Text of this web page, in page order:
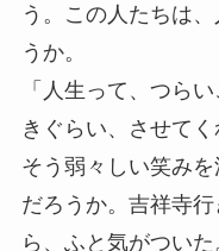
う。この人たちは
うか。
「人生って、つら
きぐらい、させてく
そう弱々しい笑み
だろうか。吉祥寺
ら、ふと気がつい